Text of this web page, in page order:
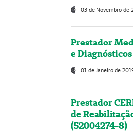
03 de Novembro de
Prestador
e
01 de Janeiro de
Prestador
de
(52004274-8)